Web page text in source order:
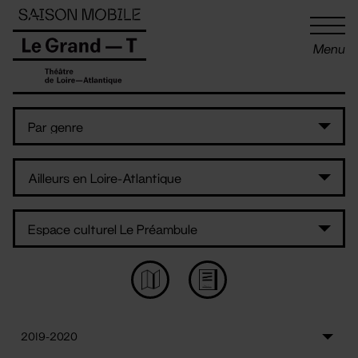
Menu
Panneau de gestion des cookies